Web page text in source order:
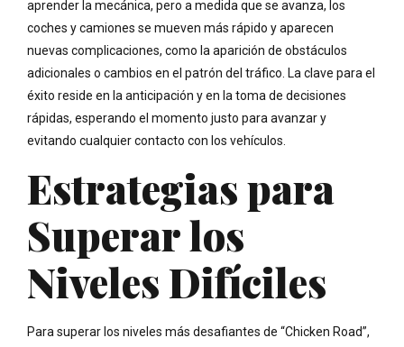
aprender la mecánica, pero a medida que se avanza, los
coches y camiones se mueven más rápido y aparecen
nuevas complicaciones, como la aparición de obstáculos
adicionales o cambios en el patrón del tráfico. La clave para el
éxito reside en la anticipación y en la toma de decisiones
rápidas, esperando el momento justo para avanzar y
evitando cualquier contacto con los vehículos.
Estrategias para
Superar los
Niveles Difíciles
Para superar los niveles más desafiantes de “Chicken Road”,